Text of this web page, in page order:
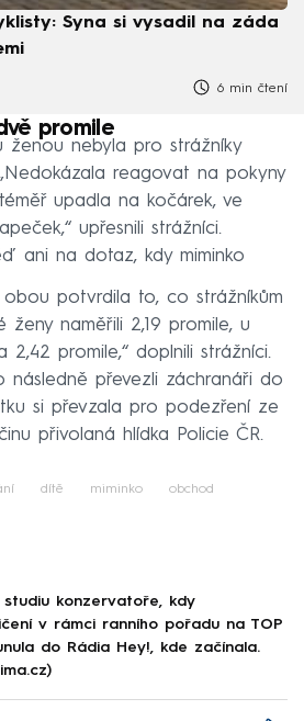
Syna si vysadil na záda
6 min čtení
promile
ženou nebyla pro strážníky
reagovat na pokyny
upadla na kočárek, ve
upřesnili strážníci.
ani na dotaz, kdy miminko
obou potvrdila to, co strážníkům
ženy naměřili 2,19 promile, u
2,42 promile,“ doplnili strážníci.
následně převezli záchranáři do
si převzala pro podezření ze
přivolaná hlídka Policie ČR.
dítě miminko obchod
konzervatoře, kdy
v rámci ranního pořadu na TOP
do Rádia Hey!, kde začínala.